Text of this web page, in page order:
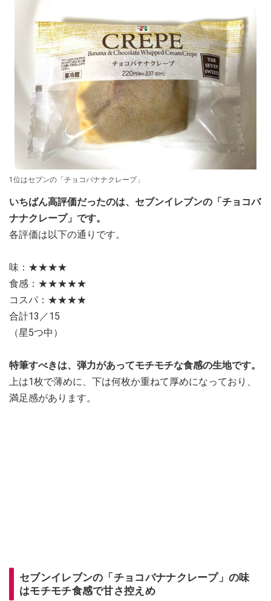
1位はセブンの「チョコバナナクレープ」
いちばん高評価だったのは、セブンイレブンの「チョコバ
ナナクレープ」です。
各評価は以下の通りです。
味：★★★★
食感：★★★★★
コスパ：★★★★
合計13／15
（星5つ中）
特筆すべきは、弾力があってモチモチな食感の生地です。
上は1枚で薄めに、下は何枚か重ねて厚めになっており、
満足感があります。
セブンイレブンの「チョコバナナクレープ」の味
はモチモチ食感で甘さ控えめ